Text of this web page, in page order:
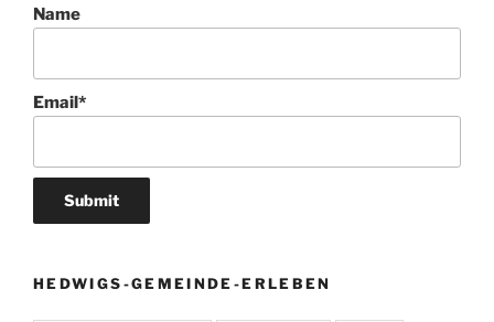
Name
Email*
HEDWIGS-GEMEINDE-ERLEBEN